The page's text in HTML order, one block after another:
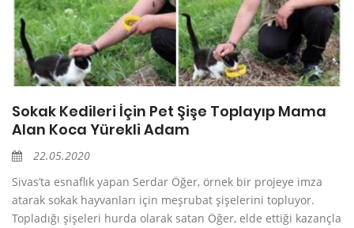
Sokak Kedileri İçin Pet Şişe Toplayıp Mama
Alan Koca Yürekli Adam
22.05.2020
Sivas’ta esnaflık yapan Serdar Öğer, örnek bir projeye imza
atarak sokak hayvanları için meşrubat şişelerini topluyor.
Topladığı şişeleri hurda olarak satan Öğer, elde ettiği kazançla